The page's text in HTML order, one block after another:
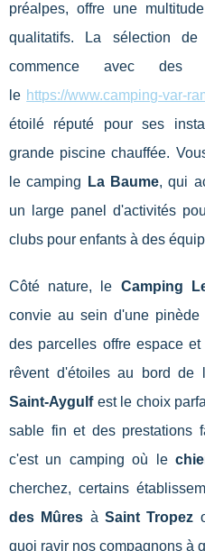
préalpes, offre une
qualitatifs. La sélection
commence avec des
le https://www.camping-var-
étoilé réputé pour ses
grande piscine chauffée.
le camping
La Baume, qui
un large panel d'activités
clubs pour enfants à des
Côté nature, le Camping
convie au sein d'une pinède
des parcelles offre espace
rêvent d'étoiles au bord
Saint-Aygulfest le choix
sable fin et des prestations
c'est un camping où le
cherchez, certains
des Mûres à Saint Tropez
quoi ravir nos compagnons à